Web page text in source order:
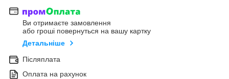
Ви отримаєте замовлення
або гроші повернуться на вашу картку
Детальніше
Післяплата
Оплата на рахунок